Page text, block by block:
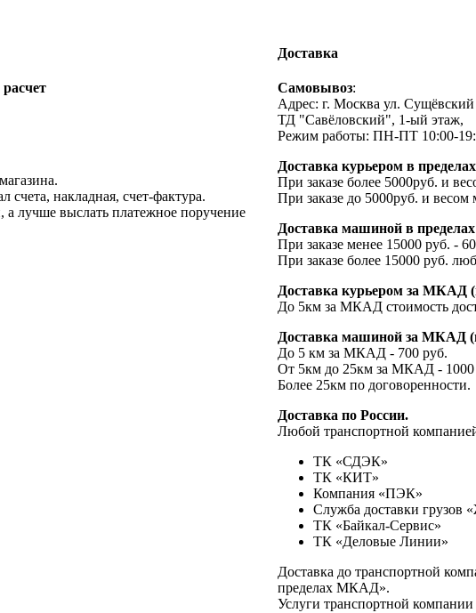
счета, накладная, счет-фактура.
а лучше выслать платежное поручение
Доставка
Cамовывоз:
Адрес: г. Москва ул. Сущёвский
ТД "Савёловский", 1-ый этаж,
Режим работы: ПН-ПТ 10:00-
Доставка курьером в
При заказе более 5000руб. и
При заказе до 5000руб. и весом
Доставка машиной в
При заказе менее 15000 руб. -
При заказе более 15000 руб.
Доставка курьером за МКАД
До 5км за МКАД стоимость
Доставка машиной за МКАД (и
До 5 км за МКАД - 700 руб.
От 5км до 25км за МКАД - 1000
Более 25км по договоренности.
Доставка по России.
Любой транспортной
ТК «СДЭК»
ТК «КИТ»
Компания «ПЭК»
Служба доставки грузов
ТК «Байкал-Сервис»
ТК «Деловые Линии»
Доставка до транспортной
пределах МКАД».
Услуги транспортной